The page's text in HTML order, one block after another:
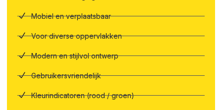
Mobiel en verplaatsbaar
Voor diverse oppervlakken
Modern en stijlvol ontwerp
Gebruikersvriendelijk
Kleurindicatoren (rood / groen)